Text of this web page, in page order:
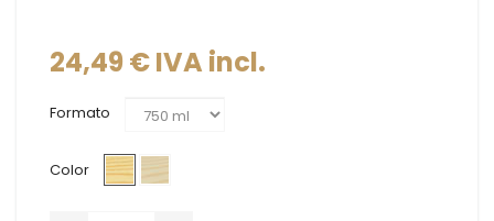
24,49 €IVA incl.
Formato
Color